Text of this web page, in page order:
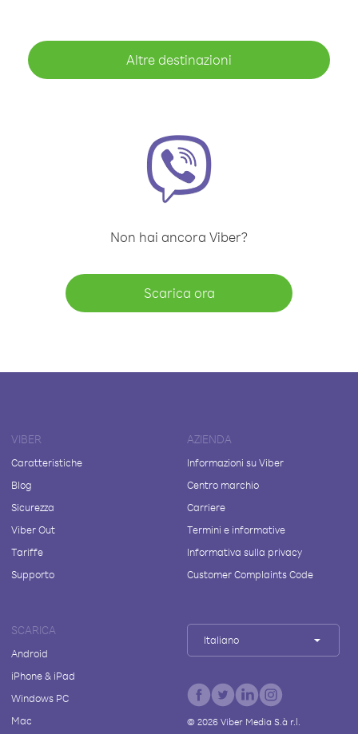
Altre destinazioni
Non hai ancora Viber?
Scarica ora
VIBER
Caratteristiche
Blog
Sicurezza
Viber Out
Tariffe
Supporto
AZIENDA
Informazioni su Viber
Centro marchio
Carriere
Termini e informative
Informativa sulla privacy
Customer Complaints Code
SCARICA
Android
iPhone & iPad
Windows PC
Mac
Italiano
© 2026Viber Media S.à r.l.